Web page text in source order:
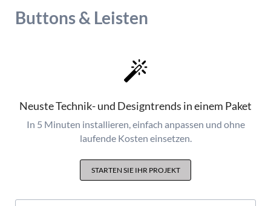
Buttons & Leisten
Neuste Technik- und Designtrends in einem Paket
In 5 Minuten installieren, einfach anpassen und ohne
laufende Kosten einsetzen.
STARTEN SIE IHR PROJEKT